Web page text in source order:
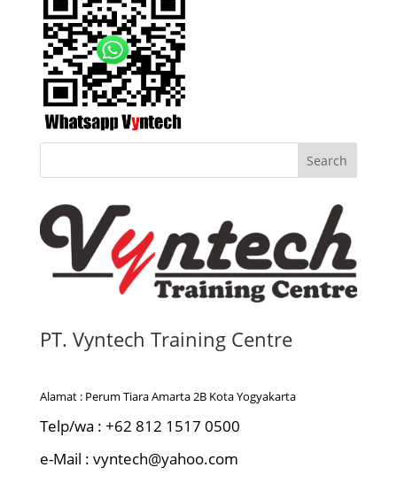
Search
PT. Vyntech Training Centre
Alamat : Perum Tiara Amarta 2B Kota Yogyakarta
Telp/wa : +62 812 1517 0500
e-Mail : vyntech@yahoo.com